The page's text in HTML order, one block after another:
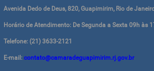
Avenida Dedo de Deus, 820, Guapimirim, Rio de
Horário de Atendimento: De Segunda a Sexta 09h às
Telefone: (21) 3633-2121
E-mail: contato@camaradeguapimirim.rj.gov.br